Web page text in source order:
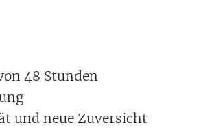
48 Stunden
und neue Zuversicht